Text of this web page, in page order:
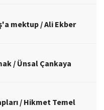
mektup / Ali Ekber
/ Ünsal Çankaya
/ Hikmet Temel